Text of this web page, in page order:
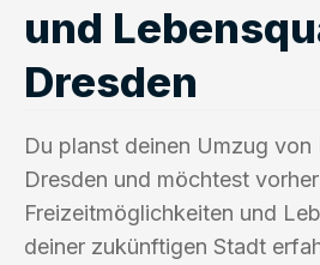
und
Dresden
Du planst deinen Umzug von
Dresden und möchtest
Freizeitmöglichkeiten und
deiner zukünftigen Stadt